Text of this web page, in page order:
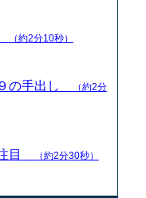
（約2分10秒）
の手出し
（約2分
目 （約2分30秒）